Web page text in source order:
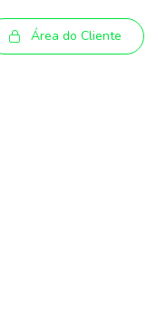
Área do Cliente